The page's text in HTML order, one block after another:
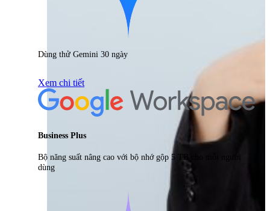
Dùng thử Gemini 30 ngày
Xem chi tiết
Business Plus
Bộ năng suất nâng cao với bộ nhớ gộp 5 TB cho mỗi người
dùng